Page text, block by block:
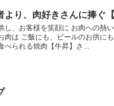
より、肉好きさんに捧ぐ
し、お客様を笑顔に お肉への熱
肉は ご飯にも、ビールのお供に
べられる焼肉【牛昇】さ...